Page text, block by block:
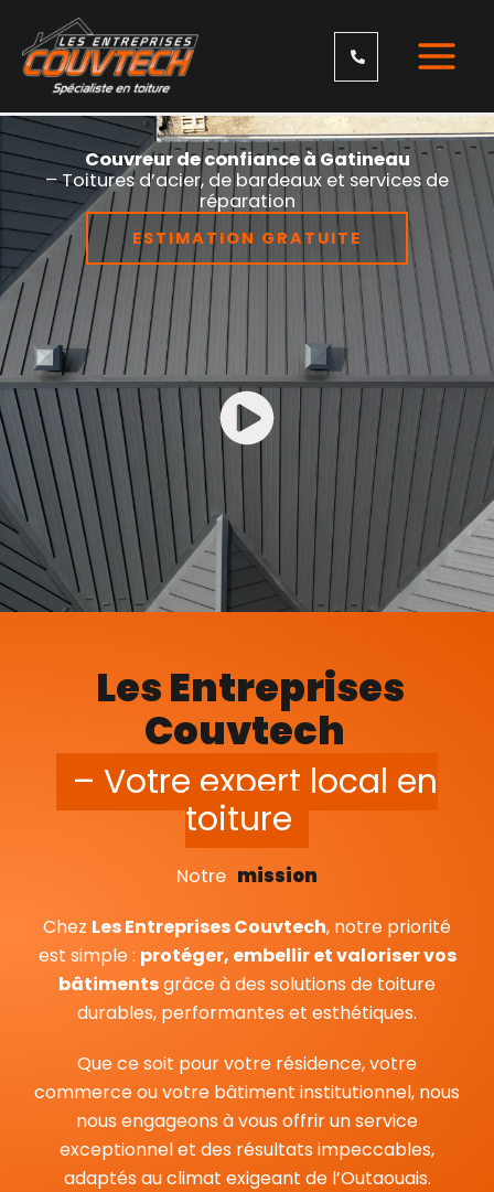
content
Couvreur de confiance à Gatineau
– Toitures d’acier, de bardeaux et services de
réparation
ESTIMATION GRATUITE
Les Entreprises
Couvtech
– Votre expert local en
toiture
Notre mission
Chez Les Entreprises Couvtech, notre priorité
est simple : protéger, embellir et valoriser vos
bâtimentsgrâce à des solutions de toiture
durables, performantes et esthétiques.
Que ce soit pour votre résidence, votre
commerce ou votre bâtiment institutionnel, nous
nous engageons à vous offrir un service
exceptionnel et des résultats impeccables,
adaptés au climat exigeant de l’Outaouais.